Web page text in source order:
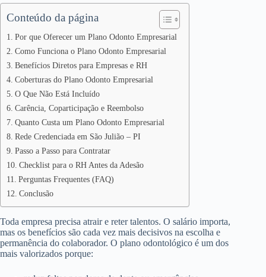
Conteúdo da página
Por que Oferecer um Plano Odonto Empresarial
Como Funciona o Plano Odonto Empresarial
Benefícios Diretos para Empresas e RH
Coberturas do Plano Odonto Empresarial
O Que Não Está Incluído
Carência, Coparticipação e Reembolso
Quanto Custa um Plano Odonto Empresarial
Rede Credenciada em São Julião – PI
Passo a Passo para Contratar
Checklist para o RH Antes da Adesão
Perguntas Frequentes (FAQ)
Conclusão
Toda empresa precisa atrair e reter talentos. O salário importa,
mas os benefícios são cada vez mais decisivos na escolha e
permanência do colaborador. O plano odontológico é um dos
mais valorizados porque: